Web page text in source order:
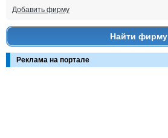
Добавить фирму
Найти фирму
Реклама на портале